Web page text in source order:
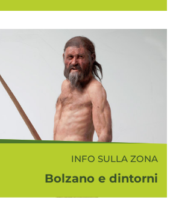
montagne e situata
confluenza dei fiumi Isarco e
Adige, è il capoluogo dell'Alto
Merita senza dubbio una
visita il suo cen...
INFO SULLA ZONA
Bolzano e dintorni